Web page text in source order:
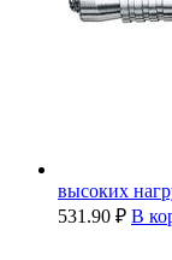
высоких
531.90 ₽ В